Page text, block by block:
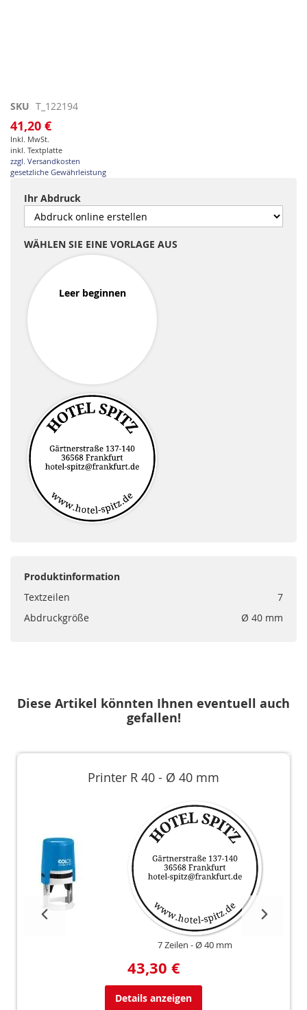
Zum
Anfang
der
Bildgalerie
springen
SKU T_122194
41,20 €
Inkl. MwSt.
inkl. Textplatte
zzgl. Versandkosten
gesetzliche Gewährleistung
Ihr Abdruck
WÄHLEN SIE EINE VORLAGE AUS
Leer beginnen
Produktinformation
Textzeilen
7
Abdruckgröße
Ø 40 mm
Diese Artikel könnten Ihnen eventuell auch
gefallen!
Printer R 40 - Ø 40 mm
7 Zeilen Ø 40 mm
43,30 €
Details anzeigen